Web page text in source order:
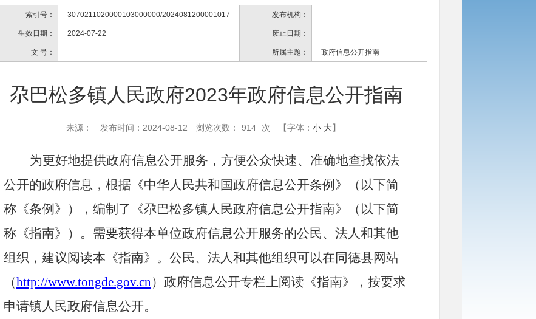
索引号： 3070211020000103000000/2024081200001017 发布机构：
生效日期： 2024-07-22 废止日期：
文 号： 所属主题： 政府信息公开指南
尕巴松多镇人民政府2023年政府信息公开指南
来源： 发布时间：2024-08-12 浏览次数： 914 次 【字体： 小 大】
为更好地提供政府信息公开服务，方便公众快速、准确地查找依法
公开的政府信息，根据《中华人民共和国政府信息公开条例》（以下简
称《条例》），编制了《尕巴松多镇人民政府信息公开指南》（以下简
称《指南》）。需要获得本单位政府信息公开服务的公民、法人和其他
组织，建议阅读本《指南》。公民、法人和其他组织可以在同德县网站
（http://www.tongde.gov.cn）政府信息公开专栏上阅读《指南》，按要求
申请镇人民政府信息公开。